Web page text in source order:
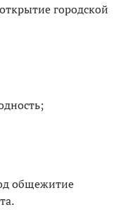
городской
общежитие